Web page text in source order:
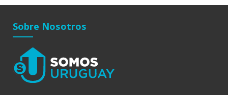
Sobre Nosotros